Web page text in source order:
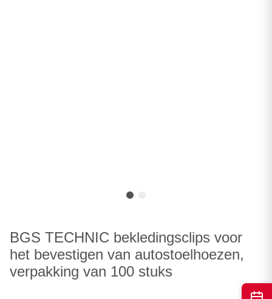
BGS TECHNIC bekledingsclips voor
het bevestigen van autostoelhoezen,
verpakking van 100 stuks